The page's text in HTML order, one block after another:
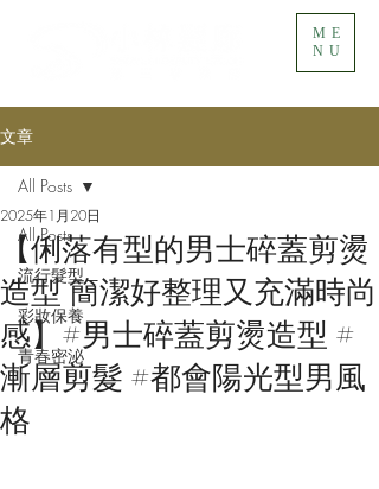
ME
NU
文章
All Posts
流行髮型
彩妝保養
青春密泌
All Posts
【俐落有型的男士碎蓋剪燙
造型 簡潔好整理又充滿時尚
感】#男士碎蓋剪燙造型 #
漸層剪髮 #都會陽光型男風
格
2025年1月20日